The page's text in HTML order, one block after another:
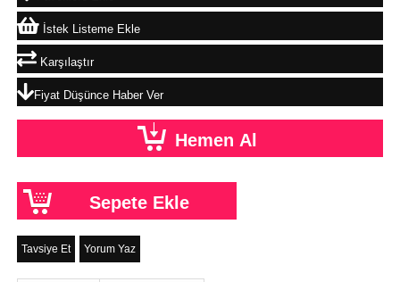
İstek Listeme Ekle
Karşılaştır
Fiyat Düşünce Haber Ver
Tavsiye Et Yorum Yaz